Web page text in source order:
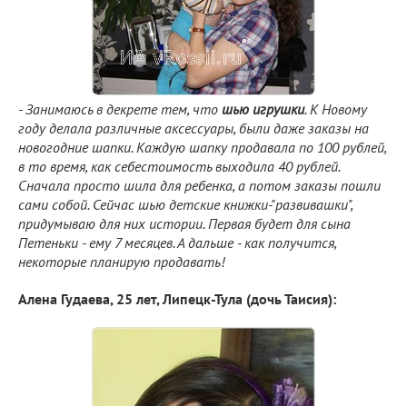
- Занимаюсь в декрете тем, что шью игрушки. К Новому
году делала различные аксессуары, были даже заказы на
новогодние шапки. Каждую шапку продавала по 100 рублей,
в то время, как себестоимость выходила 40 рублей.
Сначала просто шила для ребенка, а потом заказы пошли
сами собой. Сейчас шью детские книжки-"развивашки",
придумываю для них истории. Первая будет для сына
Петеньки - ему 7 месяцев. А дальше - как получится,
некоторые планирую продавать!
Алена Гудаева, 25 лет, Липецк-Тула (дочь Таисия):